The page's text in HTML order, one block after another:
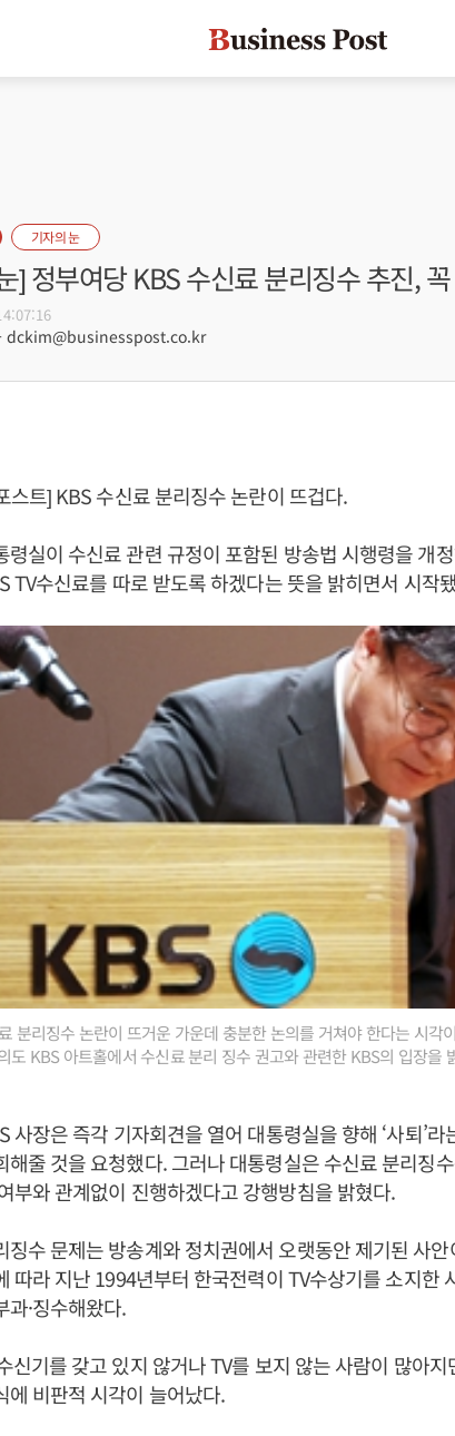
기자의 눈
] 정부여당 KBS 수신료 분리징수 추진,
dckim@businesspost.co.kr
스트] KBS 수신료 분리징수 논란이 뜨겁다.
령실이 수신료 관련 규정이 포함된 방송법 시행령을 개
TV수신료를 따로 받도록 하겠다는 뜻을 밝히면서 시작
분리징수 논란이 뜨거운 가운데 충분한 논의를 거쳐야 한다는 시각
도 KBS 아트홀에서 수신료 분리 징수 권고와 관련한 KBS의 입장을
사장은 즉각 기자회견을 열어 대통령실을 향해 ‘사퇴’
해줄 것을 요청했다. 그러나 대통령실은 수신료 분리징
부와 관계없이 진행하겠다고 강행방침을 밝혔다.
징수 문제는 방송계와 정치권에서 오랫동안 제기된 사
따라 지난 1994년부터 한국전력이 TV수상기를 소지한
과·징수해왔다.
신기를 갖고 있지 않거나 TV를 보지 않는 사람이 많아
에 비판적 시각이 늘어났다.